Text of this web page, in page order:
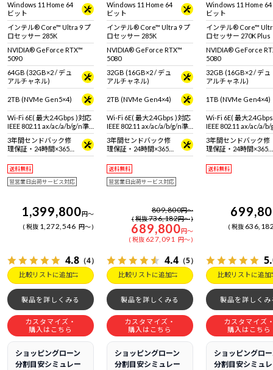
グPC！GeForce RTX 5090 &
インテル Core Ultra 9 プロ
セッサー 285K 搭載。※モニ
タ・マウス・キーボードは
別売りです。
Windows 11 Home 64
ビット
インテル® Core™ Ultra 9 プ
ロセッサー 285K
NVIDIA® GeForce RTX™
5090
64GB (32GB×2 / デュ
アルチャネル)
2TB (NVMe Gen5×4)
Wi-Fi 6E( 最大2.4Gbps )対応
IEEE 802.11 ax/ac/a/b/g/n準
拠 ＋ Bluetooth 5内蔵
3年間センドバック修
理保証・24時間×365
日電話サポート
送料無料
翌営業日出荷サービス対応
1,399,800円～
税抜 1,272,546 円～
4.8 （4）
比較リストに追加
製品を詳しくみる
カスタマイズ・
購入はこちら
ショッピングローン
分割目安シミュレー
ワーゲーミングPC！
GeForce RTX 5080＆インテ
ル Core Ultra 9 プロセッサ
ー 285K 搭載。※モニタ・マ
ウス・キーボードは別売り
です。
Windows 11 Home 64
ビット
インテル® Core™ Ultra 9 プ
ロセッサー 285K
NVIDIA® GeForce RTX™
5080
32GB (16GB×2 / デュ
アルチャネル)
2TB (NVMe Gen4×4)
Wi-Fi 6E( 最大2.4Gbps )対応
IEEE 802.11 ax/ac/a/b/g/n準
拠 ＋ Bluetooth 5内蔵
3年間センドバック修
理保証・24時間×365
日電話サポート
送料無料
翌営業日出荷サービス対応
809,800円～
税抜736,182円～
689,800円～
税抜 627,091 円～
4.4 （5）
比較リストに追加
製品を詳しくみる
カスタマイズ・
購入はこちら
ショッピングローン
分割目安シミュレー
ハイエンドゲーミン
GeForce RTX 5080
& インテル Core
270K Plus 搭載。
Windows 11 Home 64
ビット
インテル® Core™
ロセッサー 270K Plus
NVIDIA® GeForce
5080
32GB (16GB×2 / デュ
アルチャネル)
1TB (NVMe Gen4×4)
Wi-Fi 6E( 最大
IEEE 802.11 ax/ac/a/
拠 ＋ Bluetooth 5内蔵
3年間センドバック修
理保証・24時間×365
日電話サポート
送料無料
税抜
比較リストに追加
製品を詳しくみ
カスタマイズ
購入はこちら
ショッピングロ
分割目安シミュ